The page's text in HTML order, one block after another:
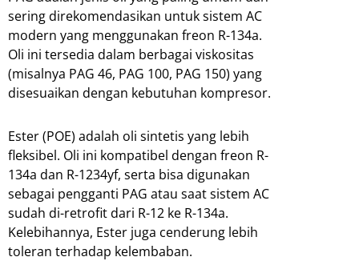
sering direkomendasikan untuk sistem AC
modern yang menggunakan freon R-134a.
Oli ini tersedia dalam berbagai viskositas
(misalnya PAG 46, PAG 100, PAG 150) yang
disesuaikan dengan kebutuhan kompresor.
Ester (POE) adalah oli sintetis yang lebih
fleksibel. Oli ini kompatibel dengan freon R-
134a dan R-1234yf, serta bisa digunakan
sebagai pengganti PAG atau saat sistem AC
sudah di-retrofit dari R-12 ke R-134a.
Kelebihannya, Ester juga cenderung lebih
toleran terhadap kelembaban.